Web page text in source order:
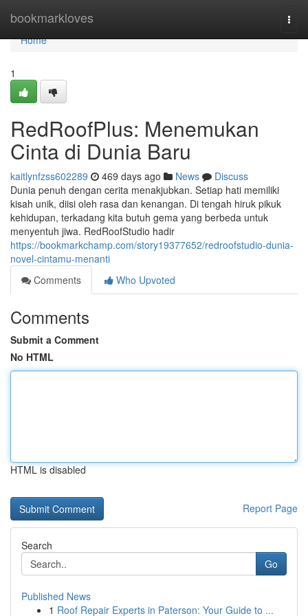
bookmarkloves
Home
Home
1
RedRoofPlus: Menemukan
Cinta di Dunia Baru
kaitlynfzss602289 469 days ago News
Discuss
Dunia penuh dengan cerita menakjubkan. Setiap hati memiliki
kisah unik, diisi oleh rasa dan kenangan. Di tengah hiruk pikuk
kehidupan, terkadang kita butuh gema yang berbeda untuk
menyentuh jiwa. RedRoofStudio hadir
https://bookmarkchamp.com/story19377652/redroofstudio-dunia-
novel-cintamu-menanti
Comments
Who Upvoted
Comments
Submit a Comment
No HTML
HTML is disabled
Report Page
Search
Go
Published News
1 Roof Repair Experts in Paterson: Your Guide to ...